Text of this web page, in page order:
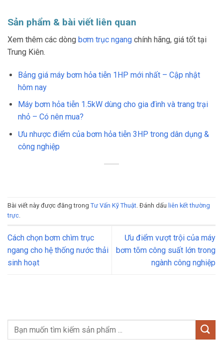
Sản phẩm & bài viết liên quan
Xem thêm các dòng bơm trục ngang chính hãng, giá tốt tại
Trung Kiên.
Bảng giá máy bơm hỏa tiễn 1HP mới nhất – Cập nhật
hôm nay
Máy bơm hỏa tiễn 1.5kW dùng cho gia đình và trang trại
nhỏ – Có nên mua?
Ưu nhược điểm của bơm hỏa tiễn 3HP trong dân dụng &
công nghiệp
Bài viết này được đăng trong Tư Vấn Kỹ Thuật. Đánh dấu liên kết thường
trực.
Cách chọn bơm chìm trục
ngang cho hệ thống nước thải
sinh hoạt
Ưu điểm vượt trội của máy
bơm tõm công suất lớn trong
ngành công nghiệp